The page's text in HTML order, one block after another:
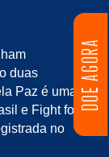
DOE AGORA
duas
Paz é uma
e Fight for
no